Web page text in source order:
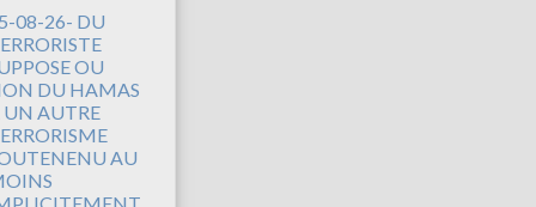
08-26- DU
OU
DU HAMAS
UN AUTRE
AU